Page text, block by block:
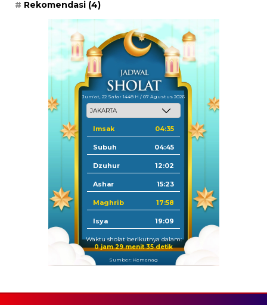
Rekomendasi (4)
Jum'at, 22 Safar 1448 H / 07 Agustus 2026
Imsak 04:35
Subuh 04:45
Dzuhur 12:02
Ashar 15:23
Maghrib 17:58
Isya 19:09
Waktu sholat berikutnya dalam:
0 jam 29 menit 34 detik
Sumber: Kemenag